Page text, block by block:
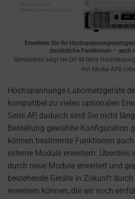
Erweitern Sie Ihr
zusätzliche Funktionen – auch
Symbolbild zeigt ein DP-M Serie
mit Modul AP8
Hochspannungs-Labornetzgeräte
kompatibel zu vielen optionalen
Serie AP, dadurch sind Sie nicht
Bestellung gewählte Konfiguration
können bestimmte Funktionen
externe Module erweitern. Überdies
durch neue Module erweitert und
bestehende Geräte in Zukunft
erweitern können, die wir noch
privacy
policy.
outlines
the
types
cookies
used,
data
collected,
and